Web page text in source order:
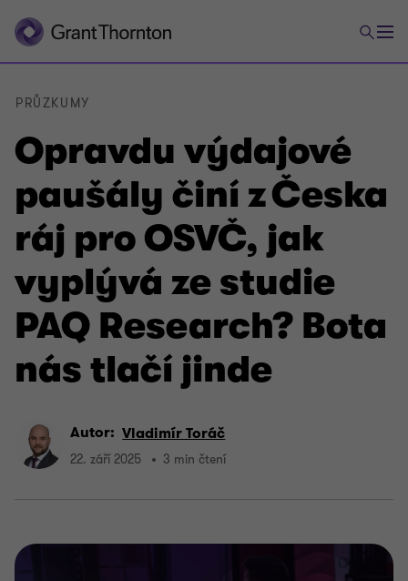
Opravdu výdajové
paušály činí z Česka
ráj pro OSVČ, jak
vyplývá ze studie
PAQ Research? Bota
nás tlačí jinde
PRŮZKUMY
Autor: Vladimír Toráč
22. září 2025 3 min čtení